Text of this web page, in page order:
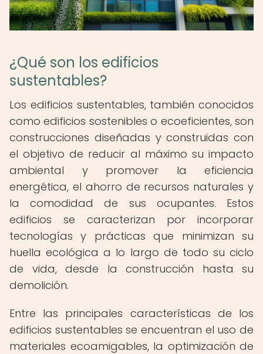
¿Qué son los edificios
sustentables?
Los edificios sustentables, también conocidos
como edificios sostenibles o ecoeficientes, son
construcciones diseñadas y construidas con
el objetivo de reducir al máximo su impacto
ambiental y promover la eficiencia
energética, el ahorro de recursos naturales y
la comodidad de sus ocupantes. Estos
edificios se caracterizan por incorporar
tecnologías y prácticas que minimizan su
huella ecológica a lo largo de todo su ciclo
de vida, desde la construcción hasta su
demolición.
Entre las principales características de los
edificios sustentables se encuentran el uso de
materiales ecoamigables, la optimización de